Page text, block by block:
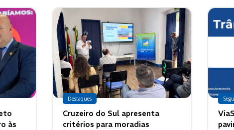
às
Destaques
Cruzeiro do Sul apresenta
critérios para moradias